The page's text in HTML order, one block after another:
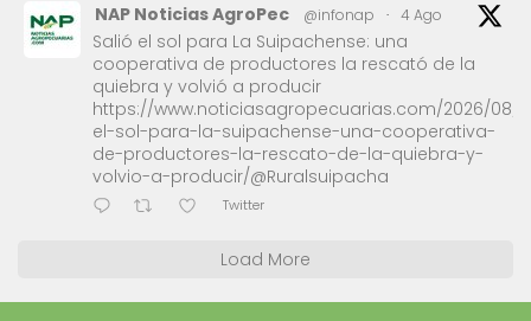
NAP Noticias AgroPec @infonap · 4 Ago
Salió el sol para La Suipachense: una
cooperativa de productores la rescató de la
quiebra y volvió a producir
https://www.noticiasagropecuarias.com/2026/08/
el-sol-para-la-suipachense-una-cooperativa-
de-productores-la-rescato-de-la-quiebra-y-
volvio-a-producir/@Ruralsuipacha
Twitter
Load More